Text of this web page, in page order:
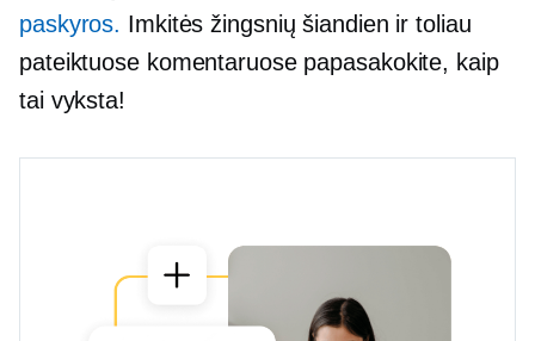
paskyros. Imkitės žingsnių šiandien ir toliau
pateiktuose komentaruose papasakokite, kaip
tai vyksta!